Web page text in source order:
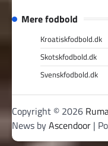
Mere fodbold
Kroatiskfodbold.dk
Skotskfodbold.dk
Svenskfodbold.dk
Copyright © 2026
News byAscendoor |